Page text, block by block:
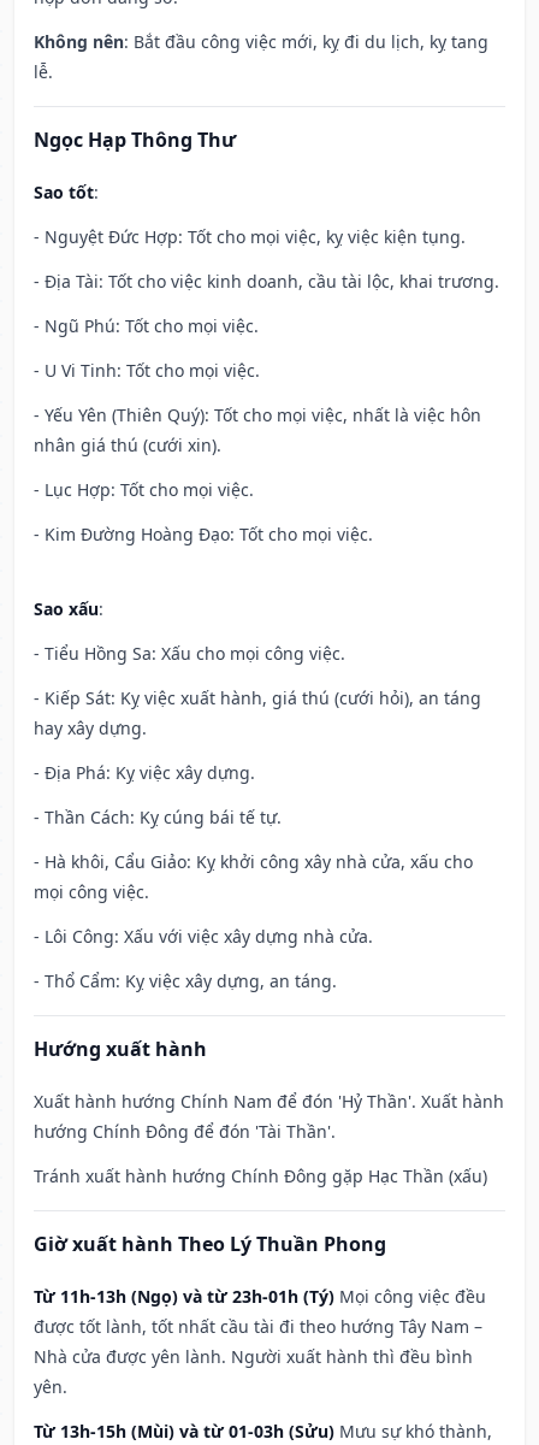
Không nên: Bắt đầu công việc mới, kỵ đi du lịch, kỵ tang
lễ.
Ngọc Hạp Thông Thư
Sao tốt:
- Nguyệt Đức Hợp: Tốt cho mọi việc, kỵ việc kiện tụng.
- Địa Tài: Tốt cho việc kinh doanh, cầu tài lộc, khai trương.
- Ngũ Phú: Tốt cho mọi việc.
- U Vi Tinh: Tốt cho mọi việc.
- Yếu Yên (Thiên Quý): Tốt cho mọi việc, nhất là việc hôn
nhân giá thú (cưới xin).
- Lục Hợp: Tốt cho mọi việc.
- Kim Đường Hoàng Đạo: Tốt cho mọi việc.
Sao xấu:
- Tiểu Hồng Sa: Xấu cho mọi công việc.
- Kiếp Sát: Kỵ việc xuất hành, giá thú (cưới hỏi), an táng
hay xây dựng.
- Địa Phá: Kỵ việc xây dựng.
- Thần Cách: Kỵ cúng bái tế tự.
- Hà khôi, Cẩu Giảo: Kỵ khởi công xây nhà cửa, xấu cho
mọi công việc.
- Lôi Công: Xấu với việc xây dựng nhà cửa.
- Thổ Cẩm: Kỵ việc xây dựng, an táng.
Hướng xuất hành
Xuất hành hướng Chính Nam để đón 'Hỷ Thần'. Xuất hành
hướng Chính Đông để đón 'Tài Thần'.
Tránh xuất hành hướng Chính Đông gặp Hạc Thần (xấu)
Giờ xuất hành Theo Lý Thuần Phong
Từ 11h-13h (Ngọ) và từ 23h-01h (Tý) Mọi công việc đều
được tốt lành, tốt nhất cầu tài đi theo hướng Tây Nam –
Nhà cửa được yên lành. Người xuất hành thì đều bình
yên.
Từ 13h-15h (Mùi) và từ 01-03h (Sửu) Mưu sự khó thành,